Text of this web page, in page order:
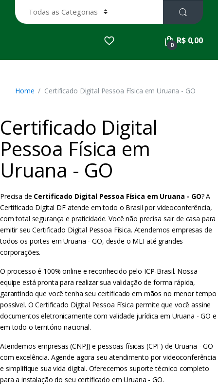
a
r
:
0 R$ 0,00
Home Certificado Digital Pessoa Física em Uruana - GO
Certificado Digital
Pessoa Física em
Uruana - GO
Precisa de Certificado Digital Pessoa Física em Uruana - GO? A
Certificado Digital DF atende em todo o Brasil por videoconferência,
com total segurança e praticidade. Você não precisa sair de casa para
emitir seu Certificado Digital Pessoa Física. Atendemos empresas de
todos os portes em Uruana - GO, desde o MEI até grandes
corporações.
O processo é 100% online e reconhecido pelo ICP-Brasil. Nossa
equipe está pronta para realizar sua validação de forma rápida,
garantindo que você tenha seu certificado em mãos no menor tempo
possível. O Certificado Digital Pessoa Física permite que você assine
documentos eletronicamente com validade jurídica em Uruana - GO e
em todo o território nacional.
Atendemos empresas (CNPJ) e pessoas físicas (CPF) de Uruana - GO
com excelência. Agende agora seu atendimento por videoconferência
e simplifique sua vida digital. Oferecemos suporte técnico completo
para a instalação do seu certificado em Uruana - GO.